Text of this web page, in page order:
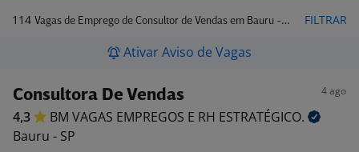
114 Vagas de Emprego de Consultor de Vendas em Bauru - SP FILTRAR
Ativar Aviso de Vagas
Consultora De Vendas 4 ago
4,3 BM VAGAS EMPREGOS E RH ESTRATÉGICO.
Bauru - SP